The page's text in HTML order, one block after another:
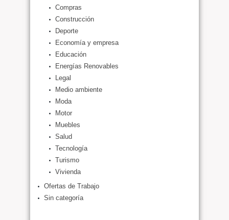
Compras
Construcción
Deporte
Economía y empresa
Educación
Energías Renovables
Legal
Medio ambiente
Moda
Motor
Muebles
Salud
Tecnología
Turismo
Vivienda
Ofertas de Trabajo
Sin categoría